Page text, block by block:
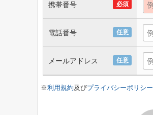
必須
携帯番号
任意
電話番号
任意
メールアドレス
※利用規約及びプライバシーポリシー